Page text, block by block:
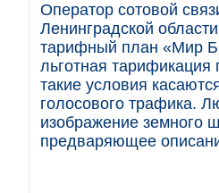
Оператор сотовой
Ленинградской
тарифный план «Мир
льготная тарификация
такие условия
голосового трафика.
изображение земного
предваряющее